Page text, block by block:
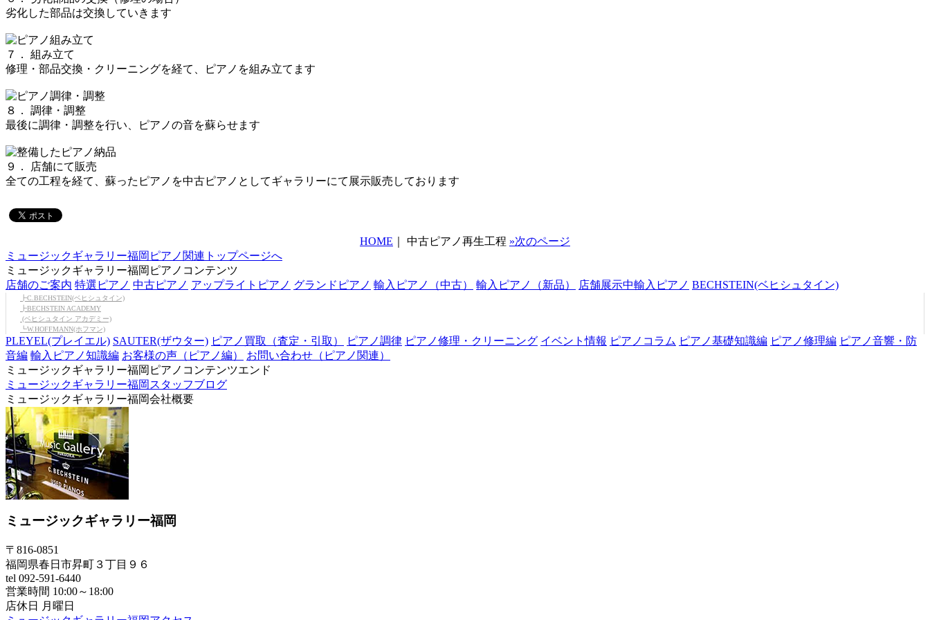
劣化した部品は交換していきます
７． 組み立て
修理・部品交換・クリーニングを経て、ピアノを組み立てます
８． 調律・調整
最後に調律・調整を行い、ピアノの音を蘇らせます
９． 店舗にて販売
全ての工程を経て、蘇ったピアノを中古ピアノとしてギャラリーにて展示販売しております
HOME ｜ 中古ピアノ再生工程 »次のページ
ミュージックギャラリー福岡ピアノ関連トップページへ
ミュージックギャラリー福岡ピアノコンテンツ
店舗のご案内 特選ピアノ 中古ピアノ アップライトピアノ グランドピアノ 輸入ピアノ（中古） 輸入ピアノ（新品） 店舗展示中輸入ピアノ BECHSTEIN(ベヒシュタイン)
┣C.BECHSTEIN(ベヒシュタイン)
┣BECHSTEIN ACADEMY
(ベヒシュタイン アカデミー)
┗W.HOFFMANN(ホフマン)
PLEYEL(プレイエル) SAUTER(ザウター) ピアノ買取（査定・引取） ピアノ調律 ピアノ修理・クリーニング イベント情報 ピアノコラム ピアノ基礎知識編 ピアノ修理編 ピアノ音響・防
音編 輸入ピアノ知識編 お客様の声（ピアノ編）
お問い合わせ（ピアノ関連）
ミュージックギャラリー福岡ピアノコンテンツエンド
ミュージックギャラリー福岡スタッフブログ
ミュージックギャラリー福岡会社概要
ミュージックギャラリー福岡
〒816-0851
福岡県春日市昇町３丁目９６
tel 092-591-6440
営業時間 10:00～18:00
店休日 月曜日